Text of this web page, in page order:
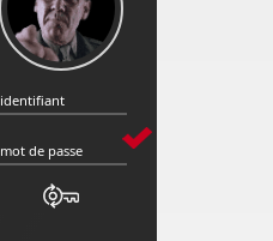
identifiant
identifiant
mot
mot de passe